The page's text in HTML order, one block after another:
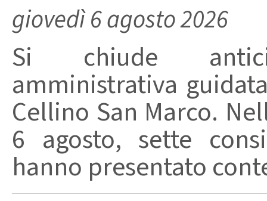
giovedì 6 agosto 2026
Si chiude
amministrativa
Cellino San Marco.
6 agosto, sette
hanno presentato